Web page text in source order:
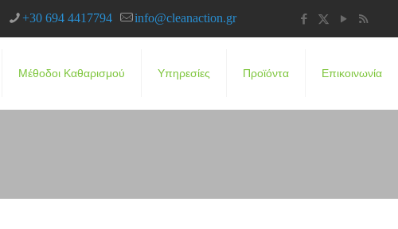
+30 694 4417794 info@cleanaction.gr
Μέθοδοι Καθαρισμού Υπηρεσίες Προϊόντα Επικοινωνία